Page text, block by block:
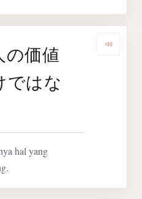
の価値
ではな
hal yang